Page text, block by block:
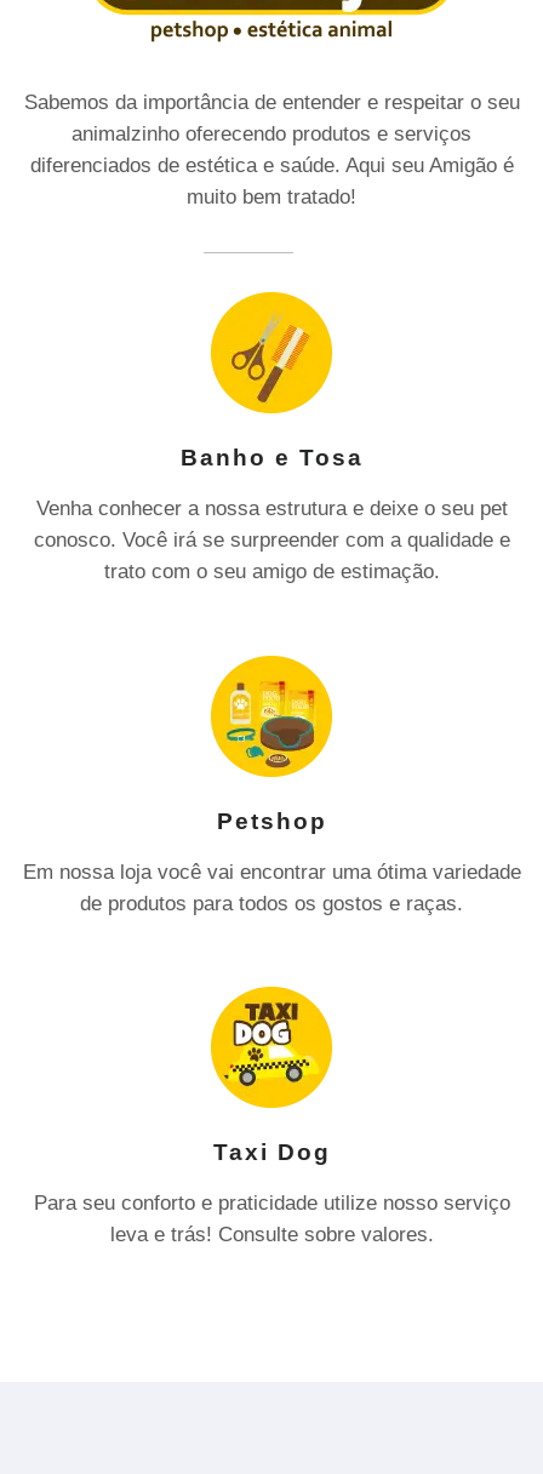
Sabemos da importância de entender e respeitar o seu
animalzinho oferecendo produtos e serviços
diferenciados de estética e saúde. Aqui seu Amigão é
muito bem tratado!
Banho e Tosa
Venha conhecer a nossa estrutura e deixe o seu pet
conosco. Você irá se surpreender com a qualidade e
trato com o seu amigo de estimação.
Petshop
Em nossa loja você vai encontrar uma ótima variedade
de produtos para todos os gostos e raças.
Taxi Dog
Para seu conforto e praticidade utilize nosso serviço
leva e trás! Consulte sobre valores.